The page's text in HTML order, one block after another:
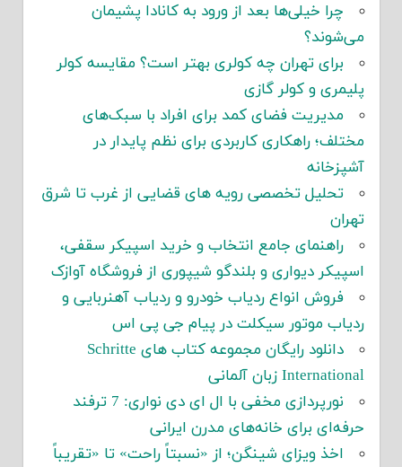
چرا خیلی‌ها بعد از ورود به کانادا پشیمان
می‌شوند؟
برای تهران چه کولری بهتر است؟ مقایسه کولر
پلیمری و کولر گازی
مدیریت فضای کمد برای افراد با سبک‌های
مختلف؛ راهکاری کاربردی برای نظم پایدار در
آشپزخانه
تحلیل تخصصی رویه های قضایی از غرب تا شرق
تهران
راهنمای جامع انتخاب و خرید اسپیکر سقفی،
اسپیکر دیواری و بلندگو شیپوری از فروشگاه آوازک
فروش انواع ردیاب خودرو و ردیاب آهنربایی و
ردیاب موتور سیکلت در پیام جی پی اس
دانلود رایگان مجموعه کتاب های Schritte
International زبان آلمانی
نورپردازی مخفی با ال ای دی نواری: 7 ترفند
حرفه‌ای برای خانه‌های مدرن ایرانی
اخذ ویزای شینگن؛ از «نسبتاً راحت» تا «تقریباً